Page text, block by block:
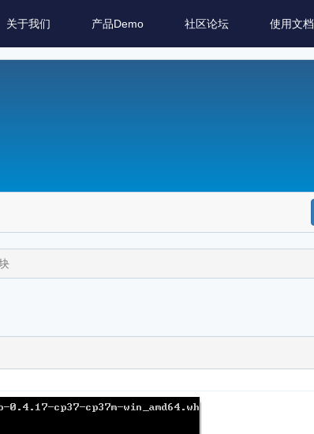
关于我们 产品Demo 社区论坛 使用文档